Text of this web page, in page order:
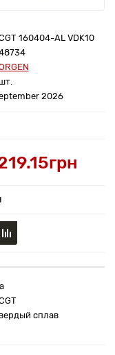
160404-AL VDK10
2026
сплав